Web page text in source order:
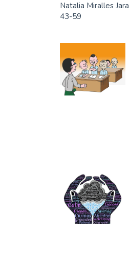
Natalia Miralles Jara
43-59